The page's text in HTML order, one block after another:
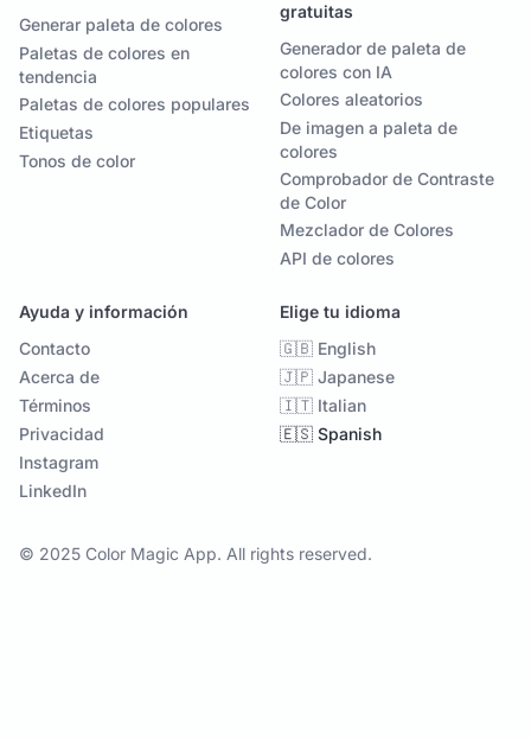
Generar paleta de colores
Paletas de colores en
tendencia
Paletas de colores populares
Etiquetas
Tonos de color
gratuitas
Generador de paleta de
colores con IA
Colores aleatorios
De imagen a paleta de
colores
Comprobador de Contraste
de Color
Mezclador de Colores
API de colores
Ayuda y información
Contacto
Acerca de
Términos
Privacidad
Instagram
LinkedIn
Elige tu idioma
🇬🇧 English
🇯🇵 Japanese
🇮🇹 Italian
🇪🇸 Spanish
© 2025 Color Magic App. All rights reserved.